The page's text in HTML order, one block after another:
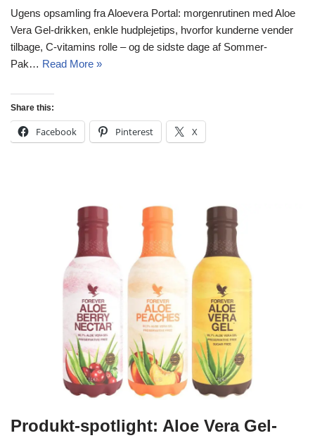
Ugens opsamling fra Aloevera Portal: morgenrutinen med Aloe
Vera Gel-drikken, enkle hudplejetips, hvorfor kunderne vender
tilbage, C-vitamins rolle – og de sidste dage af Sommer-
Pak… Read More »
Share this:
Facebook Pinterest X
Produkt-spotlight: Aloe Vera Gel-